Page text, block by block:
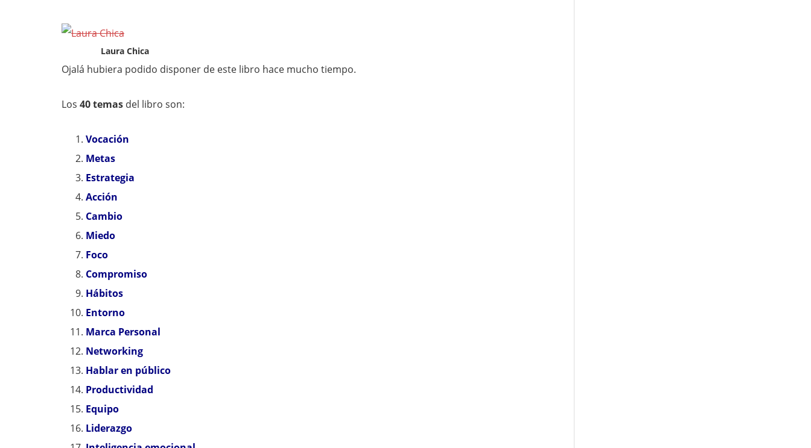
Laura Chica
Ojalá hubiera podido disponer de este libro hace mucho tiempo.
Los 40 temas del libro son:
Vocación
Metas
Estrategia
Acción
Cambio
Miedo
Foco
Compromiso
Hábitos
Entorno
Marca Personal
Networking
Hablar en público
Productividad
Equipo
Liderazgo